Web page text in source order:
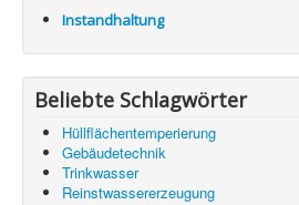
Instandhaltung
Beliebte Schlagwörter
Hüllflächentemperierung
Gebäudetechnik
Trinkwasser
Reinstwassererzeugung